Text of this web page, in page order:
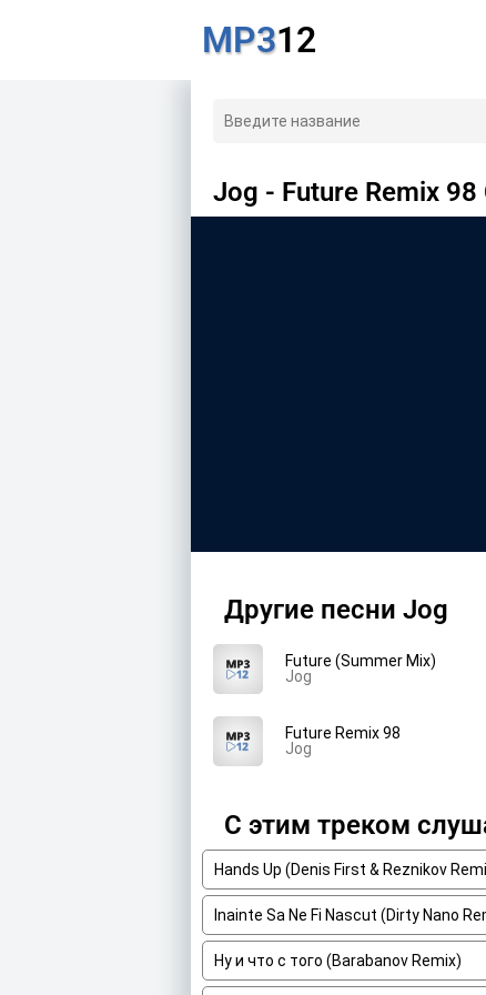
MP312
Jog - Future Remix 98
Другие песни Jog
Future (Summer Mix)
Jog
Future Remix 98
Jog
С этим треком
Hands Up (Denis First & Reznikov
Inainte Sa Ne Fi Nascut (Dirty Nano
Ну и что с того (Barabanov Remix)